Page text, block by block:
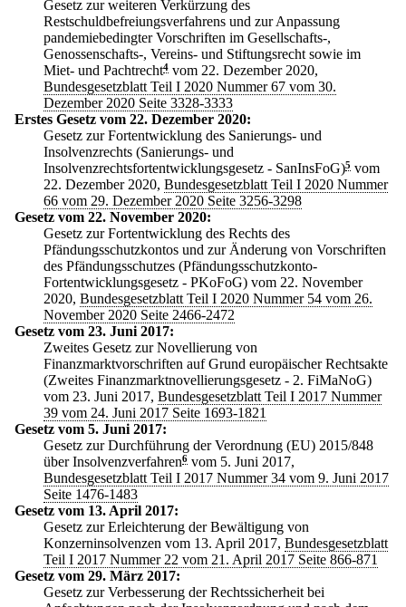
Gesetz zur weiteren Verkürzung des
Restschuldbefreiungsverfahrens und zur Anpassung
pandemiebedingter Vorschriften im Gesellschafts-,
Genossenschafts-, Vereins- und Stiftungsrecht sowie im
Miet- und Pachtrecht4 vom 22. Dezember 2020,
Bundesgesetzblatt Teil I 2020 Nummer 67 vom 30.
Dezember 2020 Seite 3328-3333
Erstes Gesetz vom 22. Dezember 2020:
Gesetz zur Fortentwicklung des Sanierungs- und
Insolvenzrechts (Sanierungs- und
Insolvenzrechtsfortentwicklungsgesetz - SanInsFoG)5 vom
22. Dezember 2020, Bundesgesetzblatt Teil I 2020 Nummer
66 vom 29. Dezember 2020 Seite 3256-3298
Gesetz vom 22. November 2020:
Gesetz zur Fortentwicklung des Rechts des
Pfändungsschutzkontos und zur Änderung von Vorschriften
des Pfändungsschutzes (Pfändungsschutzkonto-
Fortentwicklungsgesetz - PKoFoG) vom 22. November
2020, Bundesgesetzblatt Teil I 2020 Nummer 54 vom 26.
November 2020 Seite 2466-2472
Gesetz vom 23. Juni 2017:
Zweites Gesetz zur Novellierung von
Finanzmarktvorschriften auf Grund europäischer Rechtsakte
(Zweites Finanzmarktnovellierungsgesetz - 2. FiMaNoG)
vom 23. Juni 2017, Bundesgesetzblatt Teil I 2017 Nummer
39 vom 24. Juni 2017 Seite 1693-1821
Gesetz vom 5. Juni 2017:
Gesetz zur Durchführung der Verordnung (EU) 2015/848
über Insolvenzverfahren6 vom 5. Juni 2017,
Bundesgesetzblatt Teil I 2017 Nummer 34 vom 9. Juni 2017
Seite 1476-1483
Gesetz vom 13. April 2017:
Gesetz zur Erleichterung der Bewältigung von
Konzerninsolvenzen vom 13. April 2017, Bundesgesetzblatt
Teil I 2017 Nummer 22 vom 21. April 2017 Seite 866-871
Gesetz vom 29. März 2017:
Gesetz zur Verbesserung der Rechtssicherheit bei